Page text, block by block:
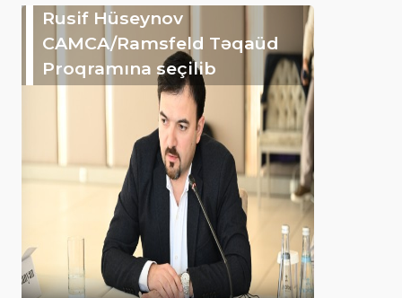
Rusif Hüseynov
CAMCA/Ramsfeld Təqaüd
Proqramına seçilib